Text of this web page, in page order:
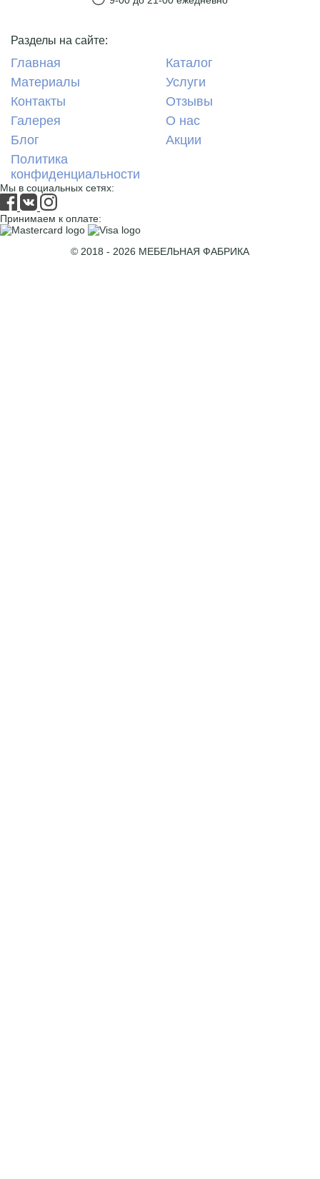
Разделы на сайте:
Главная
Каталог
Материалы
Услуги
Контакты
Отзывы
Галерея
О нас
Блог
Акции
Политика
конфиденциальности
Мы в социальных сетях:
Принимаем к оплате:
© 2018 - 2026 МЕБЕЛЬНАЯ ФАБРИКА